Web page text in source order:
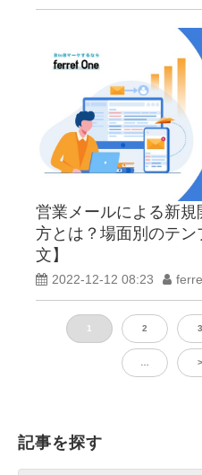
営業メールによる新規
方とは？場面別のテン
文】
2022-12-12 08:23
1 2 3
>
記事を探す